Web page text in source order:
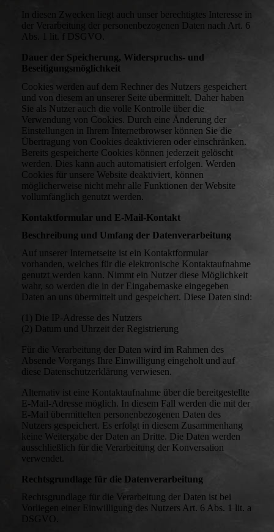
In diesen Zwecken liegt auch unser berechtigtes Interesse in
der Verarbeitung der personenbezogenen Daten nach Art. 6
Abs. 1 lit. f DSGVO.
Dauer der Speicherung, Widerspruchs- und
Beseitigungsmöglichkeit
Cookies werden auf dem Rechner des Nutzers gespeichert
und von diesem an unserer Seite übermittelt. Daher haben
Sie als Nutzer auch die volle Kontrolle über die
Verwendung von Cookies. Durch eine Änderung der
Einstellungen in Ihrem Internetbrowser können Sie die
Übertragung von Cookies deaktivieren oder einschränken.
Bereits gespeicherte Cookies können jederzeit gelöscht
werden. Dies kann auch automatisiert erfolgen. Werden
Cookies für unsere Website deaktiviert, können
möglicherweise nicht mehr alle Funktionen der Website
vollumfänglich genutzt werden.
Kontaktformular und E-Mail-Kontakt
Beschreibung und Umfang der Datenverarbeitung
Auf unserer Internetseite ist ein Kontaktformular
vorhanden, welches für die elektronische Kontaktaufnahme
genutzt werden kann. Nimmt ein Nutzer diese Möglichkeit
wahr, so werden die in der Eingabemaske eingegeben
Daten an uns übermittelt und gespeichert. Diese Daten sind:
(1) Die IP-Adresse des Nutzers
(2) Datum und Uhrzeit der Registrierung
Für die Verarbeitung der Daten wird im Rahmen des
Absende Vorgangs Ihre Einwilligung eingeholt und auf
diese Datenschutzerklärung verwiesen.
Alternativ ist eine Kontaktaufnahme über die bereitgestellte
E-Mail-Adresse möglich. In diesem Fall werden die mit der
E-Mail übermittelten personenbezogenen Daten des
Nutzers gespeichert. Es erfolgt in diesem Zusammenhang
keine Weitergabe der Daten an Dritte. Die Daten werden
ausschließlich für die Verarbeitung der Konversation
verwendet.
Rechtsgrundlage für die Datenverarbeitung
Rechtsgrundlage für die Verarbeitung der Daten ist bei
Vorliegen einer Einwilligung des Nutzers Art. 6 Abs. 1 lit. a
DSGVO.